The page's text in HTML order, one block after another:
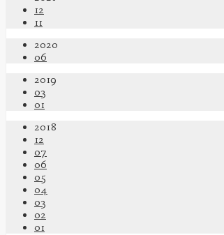
12
11
2020
06
2019
03
01
2018
12
07
06
05
04
03
02
01